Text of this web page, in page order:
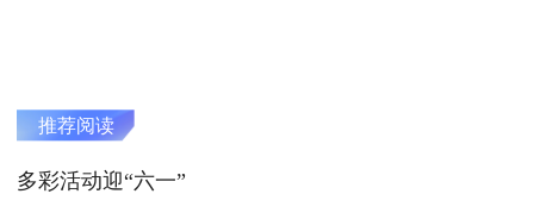
推荐阅读
多彩活动迎“六一”